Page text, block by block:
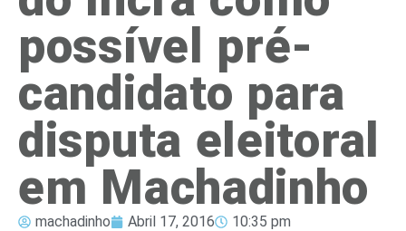
possível pré-
candidato para
disputa eleitoral
em Machadinho
machadinho Abril 17, 2016 10:35 pm